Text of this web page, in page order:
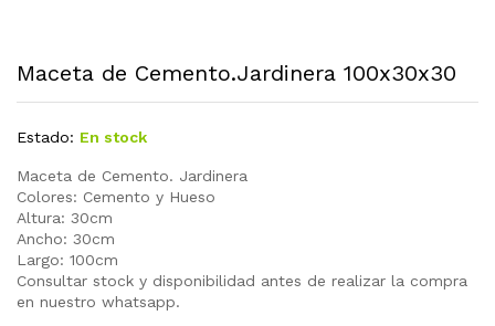
Maceta de Cemento.Jardinera 100x30x30
Estado: En stock
Maceta de Cemento. Jardinera
Colores: Cemento y Hueso
Altura: 30cm
Ancho: 30cm
Largo: 100cm
Consultar stock y disponibilidad antes de realizar la compra
en nuestro whatsapp.